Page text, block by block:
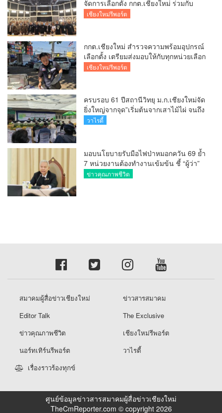
จัดการเลือกตั้ง กกต.เชียงใหม่ ร่วมกับ
นายอำเภอหางดง ตรวจความเรียบร้อย
เชียงใหม่รีพอร์ต
กกต.เชียงใหม่ สำรวจความพร้อมอุปกรณ์
เลือกตั้ง เตรียมส่งมอบให้กับทุกหน่วยเลือก
ตั้งในวันพรุ่งนี้
เชียงใหม่รีพอร์ต
ครบรอบ 61 ปีสถานีวิทยุ ม.ก.เชียงใหม่จัด
ยิ่งใหญ่จากจุด”เริ่มต้นจากเสาไม้ไผ่ จนถึง
วันที่มี KURplus ในวันนี้”
วาไรตี้
มอบนโยบายรับมือไฟป่าหมอกควัน 69 ย้ำ
7 หน่วยงานต้องทำงานเข้มข้น ชี้ “ผู้ว่า”
คีย์แมนสำคัญทำปัญหาลด
ข่าวคุณภาพชีวิต
สมาคมผู้สื่อข่าวเชียงใหม่
ข่าวสารสมาคม
Editor Talk
The Exclusive
ข่าวคุณภาพชีวิต
เชียงใหม่รีพอร์ต
นอร์ทเทิร์นรีพอร์ต
วาไรตี้
เรื่องราวร้องทุกข์
ศูนย์ข้อมูลข่าวสารสมาคมผู้สื่อข่าวเชียงใหม่
TheCmReporter.com © copyright 2026